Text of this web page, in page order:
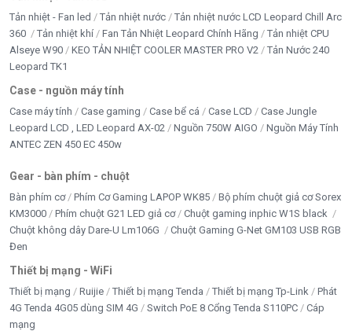
Tản nhiệt - Fan led Tản nhiệt nước
Tản nhiệt nước LCD Leopard Chill Arc
360
Tản nhiệt khí Fan Tản Nhiệt Leopard Chính Hãng
Tản nhiệt CPU
Alseye W90
KEO TẢN NHIỆT COOLER MASTER PRO V2
Tản Nước 240
Leopard TK1
Case - nguồn máy tính
Case máy tính Case gaming Case bể cá Case LCD
Case Jungle
Leopard LCD , LED Leopard AX-02
Nguồn 750W AIGO
Nguồn Máy Tính
ANTEC ZEN 450 EC 450w
Gear - bàn phím - chuột
Bàn phím cơ Phím Cơ Gaming LAPOP WK85
Bộ phím chuột giả cơ Sorex
KM3000
Phím chuột G21 LED giả cơ
Chuột gaming inphic W1S black
Chuột không dây Dare-U Lm106G
Chuột Gaming G-Net GM103 USB RGB
Đen
Thiết bị mạng - WiFi
Thiết bị mạng Ruijie Thiết bị mạng Tenda Thiết bị mạng Tp-Link
Phát
4G Tenda 4G05 dùng SIM 4G
Switch PoE 8 Cổng Tenda S110PC
Cáp
mạng